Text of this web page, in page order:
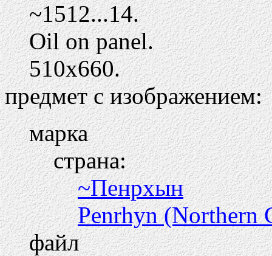
~1512...14.
Oil on panel.
510х660.
предмет с изображением:
марка
страна:
~Пенрхын
Penrhyn (Northern
файл